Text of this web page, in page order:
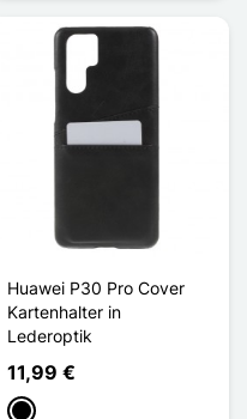
Huawei P30 Pro Cover
Kartenhalter in
Lederoptik
11,99 €
Schwarz